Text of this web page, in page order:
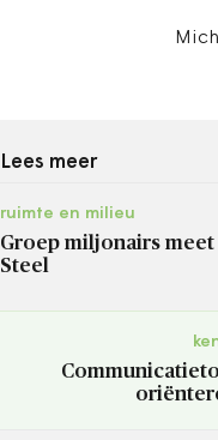
Lees meer
ruimte en milieu
Groep miljonairs
Steel